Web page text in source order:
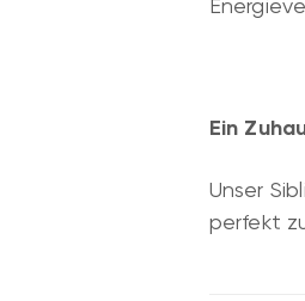
Ein
Unser
perfekt